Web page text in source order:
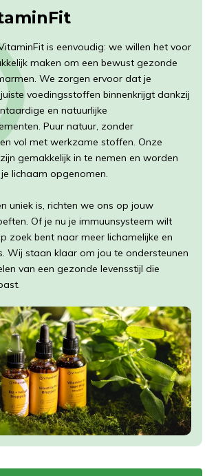
is eenvoudig: we willen het voor
maken om een bewust gezonde
We zorgen ervoor dat je
voedingsstoffen binnenkrijgt dankzij
en natuurlijke
Puur natuur, zonder
vol met werkzame stoffen. Onze
gemakkelijk in te nemen en worden
lichaam opgenomen.
uniek is, richten we ons op jouw
Of je nu je immuunsysteem wilt
zoek bent naar meer lichamelijke en
Wij staan klaar om jou te ondersteunen
van een gezonde levensstijl die